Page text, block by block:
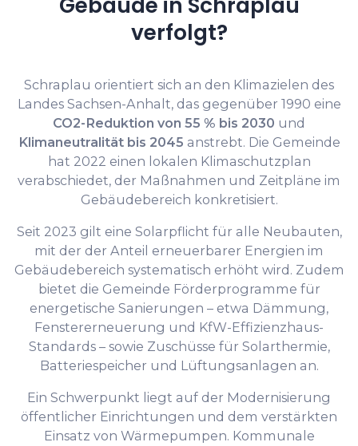
verfolgt?
Schraplau orientiert sich an den Klimazielen des
Landes Sachsen-Anhalt, das gegenüber 1990 eine
CO2-Reduktion von 55 % bis 2030 und
Klimaneutralität bis 2045 anstrebt. Die Gemeinde
hat 2022 einen lokalen Klimaschutzplan
verabschiedet, der Maßnahmen und Zeitpläne im
Gebäudebereich konkretisiert.
Seit 2023 gilt eine Solarpflicht für alle Neubauten,
mit der der Anteil erneuerbarer Energien im
Gebäudebereich systematisch erhöht wird. Zudem
bietet die Gemeinde Förderprogramme für
energetische Sanierungen – etwa Dämmung,
Fenstererneuerung und KfW-Effizienzhaus-
Standards – sowie Zuschüsse für Solarthermie,
Batteriespeicher und Lüftungsanlagen an.
Ein Schwerpunkt liegt auf der Modernisierung
öffentlicher Einrichtungen und dem verstärkten
Einsatz von Wärmepumpen. Kommunale